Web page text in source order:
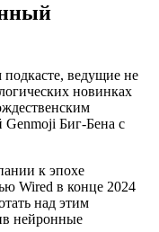
ведущие не
новинках
Биг-Бена с
к эпохе
Wired в конце 2024
над этим
нейронные